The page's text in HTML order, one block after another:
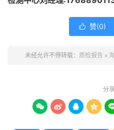
 赞(0)
未经允许不得转载： 质检报告 »
分
   